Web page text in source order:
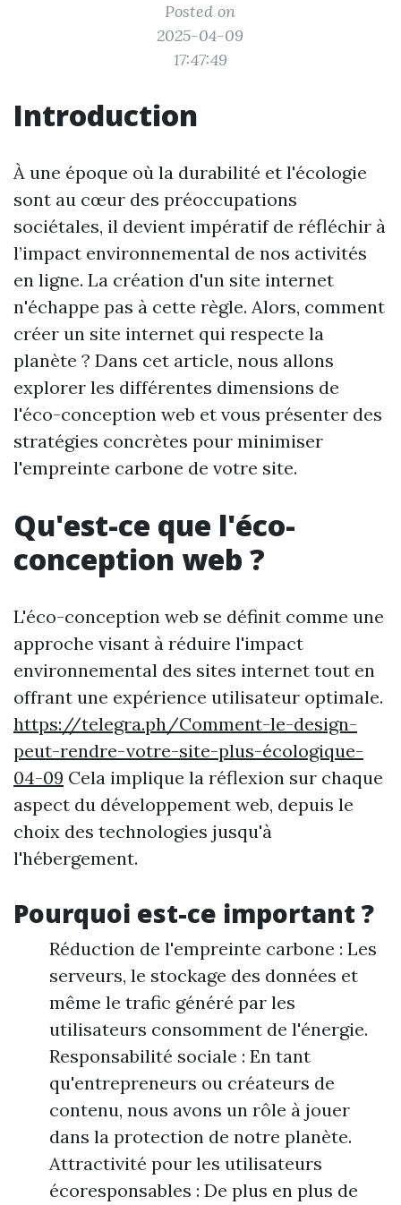
Posted on
2025-04-09
17:47:49
Introduction
À une époque où la durabilité et l'écologie
sont au cœur des préoccupations
sociétales, il devient impératif de réfléchir à
l’impact environnemental de nos activités
en ligne. La création d'un site internet
n'échappe pas à cette règle. Alors, comment
créer un site internet qui respecte la
planète ? Dans cet article, nous allons
explorer les différentes dimensions de
l'éco-conception web et vous présenter des
stratégies concrètes pour minimiser
l'empreinte carbone de votre site.
Qu'est-ce que l'éco-
conception web ?
L'éco-conception web se définit comme une
approche visant à réduire l'impact
environnemental des sites internet tout en
offrant une expérience utilisateur optimale.
https://telegra.ph/Comment-le-design-
peut-rendre-votre-site-plus-écologique-
04-09 Cela implique la réflexion sur chaque
aspect du développement web, depuis le
choix des technologies jusqu'à
l'hébergement.
Pourquoi est-ce important ?
Réduction de l'empreinte carbone : Les
serveurs, le stockage des données et
même le trafic généré par les
utilisateurs consomment de l'énergie.
Responsabilité sociale : En tant
qu'entrepreneurs ou créateurs de
contenu, nous avons un rôle à jouer
dans la protection de notre planète.
Attractivité pour les utilisateurs
écoresponsables : De plus en plus de